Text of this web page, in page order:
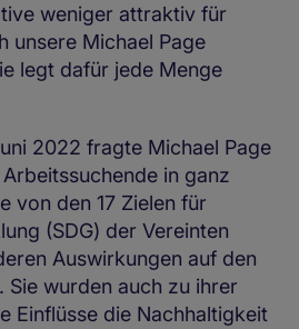
weniger attraktiv für
unsere Michael Page
legt dafür jede Menge
2022 fragte Michael Page
in ganz
von den 17 Zielen für
(SDG) der Vereinten
Auswirkungen auf den
wurden auch zu ihrer
Einflüsse die Nachhaltigkeit